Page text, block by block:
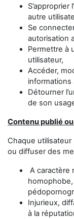
autre
Se
autorisation
Permettre à
utilisateur,
Accéder,
informations
Détourner
de son
Contenu publié
Chaque utilisateur
ou diffuser des
A caractère
Injurieux,
à la